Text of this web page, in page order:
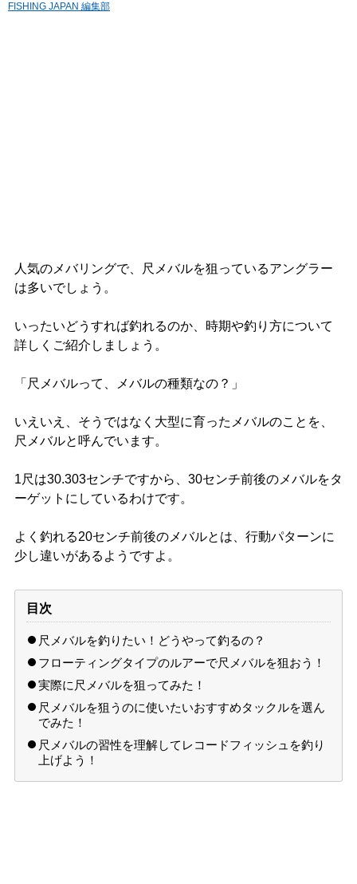
FISHING JAPAN 編集部
人気のメバリングで、尺メバルを狙っているアングラー
は多いでしょう。
いったいどうすれば釣れるのか、時期や釣り方について
詳しくご紹介しましょう。
「尺メバルって、メバルの種類なの？」
いえいえ、そうではなく大型に育ったメバルのことを、
尺メバルと呼んでいます。
1尺は30.303センチですから、30センチ前後のメバルをタ
ーゲットにしているわけです。
よく釣れる20センチ前後のメバルとは、行動パターンに
少し違いがあるようですよ。
目次
尺メバルを釣りたい！どうやって釣るの？
フローティングタイプのルアーで尺メバルを狙おう！
実際に尺メバルを狙ってみた！
尺メバルを狙うのに使いたいおすすめタックルを選ん
でみた！
尺メバルの習性を理解してレコードフィッシュを釣り
上げよう！